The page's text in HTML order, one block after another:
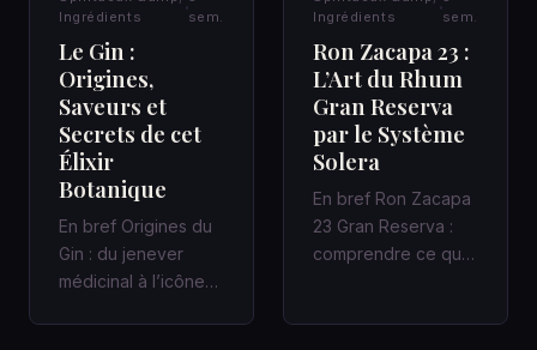
Ingrédients
sem.
Le Gin :
Origines,
Saveurs et
Secrets de cet
Élixir
Botanique
En bref Origines du
Gin : du jenever
médicinal à l’icône
Ingrédients
sem.
Ron Zacapa 23 :
L’Art du Rhum
Gran Reserva
par le Système
Solera
En bref Ron Zacapa
23 Gran Reserva :
comprendre ce que